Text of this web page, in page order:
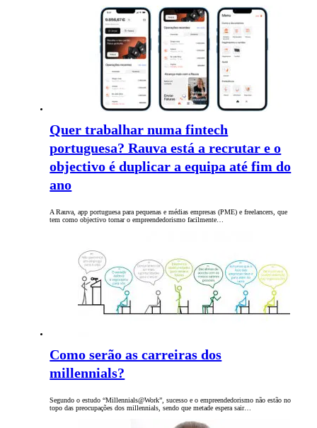
Quer trabalhar numa fintech
portuguesa? Rauva está a recrutar e o
objectivo é duplicar a equipa até fim do
ano
A Rauva, app portuguesa para pequenas e médias empresas (PME) e freelancers, que
tem como objectivo tornar o empreendedorismo facilmente…
Como serão as carreiras dos
millennials?
Segundo o estudo “Millennials@Work”, sucesso e o empreendedorismo não estão no
topo das preocupações dos millennials, sendo que metade espera sair…